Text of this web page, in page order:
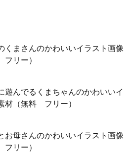
くまさんのかわいいイラスト画像
リー）
遊んでるくまちゃんのかわいいイ
材（無料 フリー）
お母さんのかわいいイラスト画像
リー）